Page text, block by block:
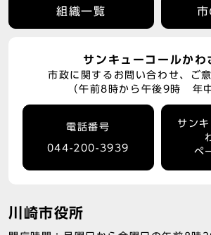
組織一覧 市
サンキューコールかわ
市政に関するお問い合わせ、ご
（午前8時から午後9時 年
電話番号
044-200-3939
サン
ペ
川崎市役所